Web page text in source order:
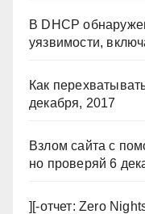
В DHCP
уязвимости,
Как
декабря, 2017
Взлом сайта с
но проверяй 6
][-отчет: Zero